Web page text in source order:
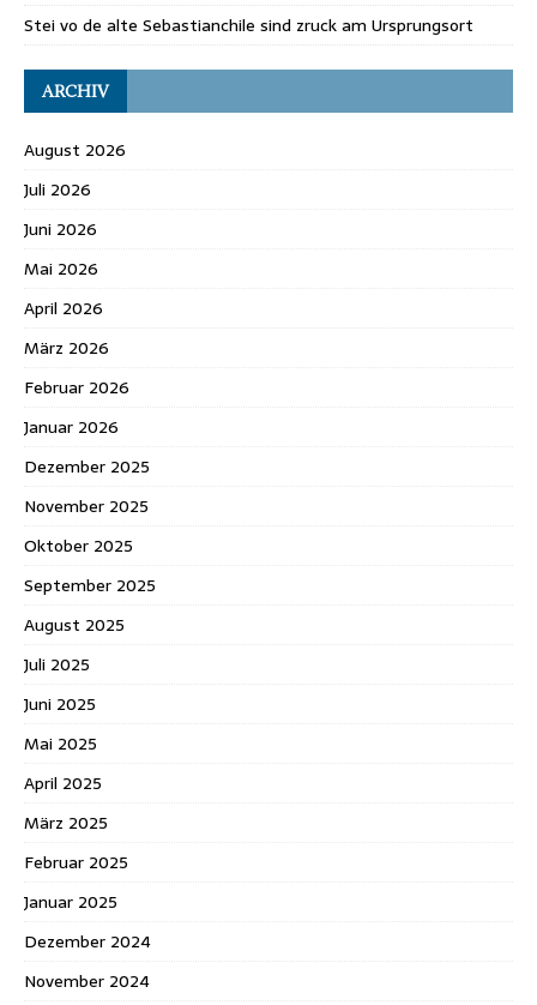
Stei vo de alte Sebastianchile sind zruck am Ursprungsort
ARCHIV
August 2026
Juli 2026
Juni 2026
Mai 2026
April 2026
März 2026
Februar 2026
Januar 2026
Dezember 2025
November 2025
Oktober 2025
September 2025
August 2025
Juli 2025
Juni 2025
Mai 2025
April 2025
März 2025
Februar 2025
Januar 2025
Dezember 2024
November 2024